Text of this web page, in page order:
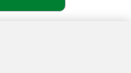
do Google